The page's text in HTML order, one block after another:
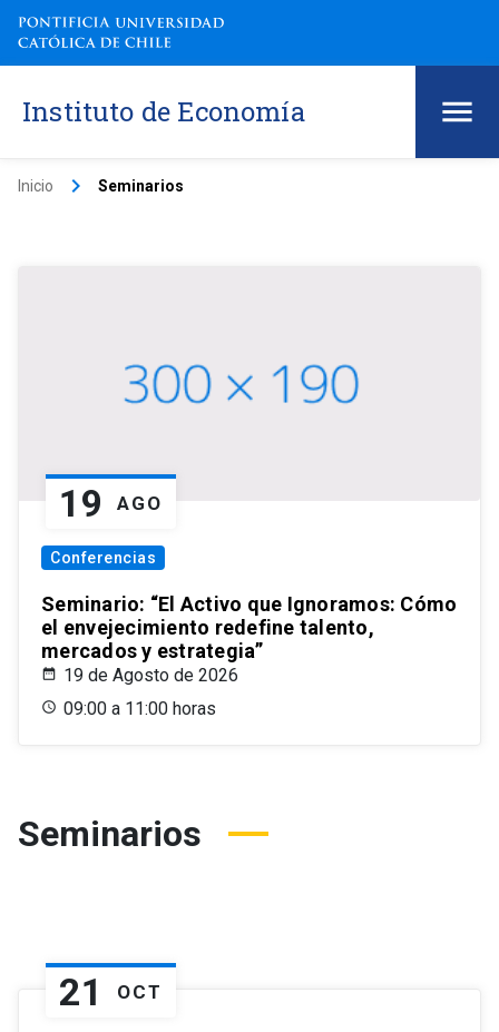
Instituto de Economía
Inicio keyboard_arrow_right Seminarios
19 AGO
Conferencias
Seminario: “El Activo que Ignoramos: Cómo
el envejecimiento redefine talento,
mercados y estrategia”
19 de Agosto de 2026
09:00 a 11:00 horas
Seminarios
21 OCT